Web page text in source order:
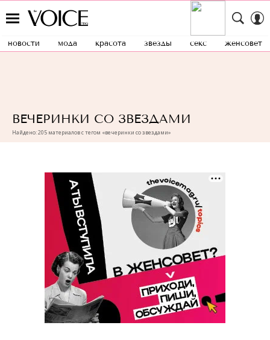
новости мода красота звезды секс женсовет
ВЕЧЕРИНКИ СО ЗВЕЗДАМИ
Найдено: 205 материалов с тегом «вечеринки со звездами»